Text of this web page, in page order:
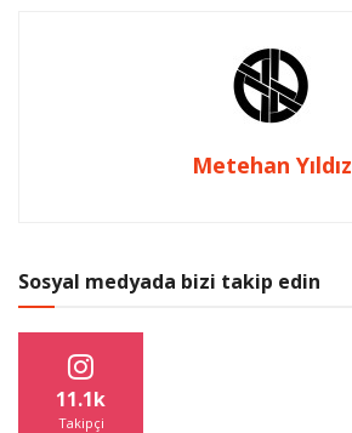
Metehan Yıldız
Sosyal medyada bizi takip edin
11.1k
Takipçi